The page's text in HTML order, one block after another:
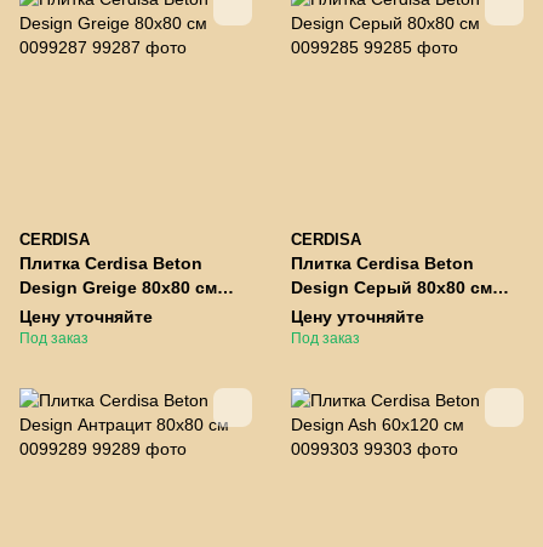
CERDISA
Плитка Cerdisa Beton
Design Greige 80x80 см
0099287
Цену уточняйте
Под заказ
CERDISA
Плитка Cerdisa Beton
Design Серый 80x80 см
0099285
Цену уточняйте
Под заказ